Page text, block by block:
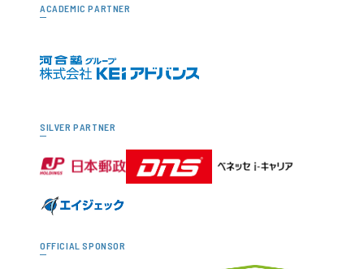
ACADEMIC PARTNER
SILVER PARTNER
OFFICIAL SPONSOR